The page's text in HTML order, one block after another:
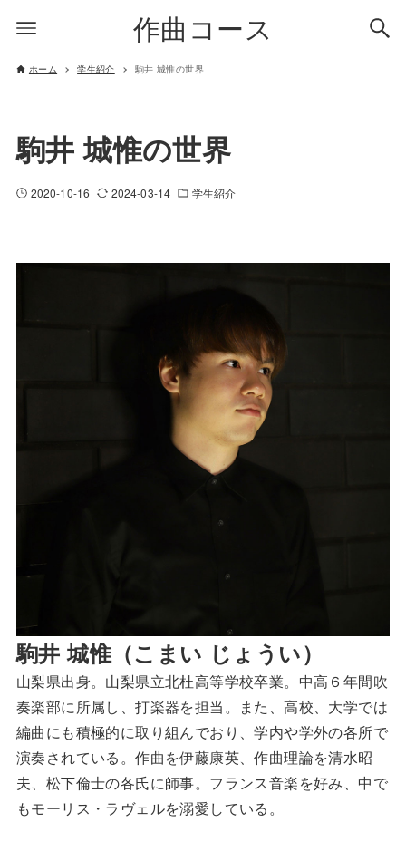
作曲コース
ホーム 学生紹介 駒井 城惟の世界
駒井 城惟の世界
2020-10-16 2024-03-14 学生紹介
駒井 城惟（こまい じょうい）
山梨県出身。山梨県立北杜高等学校卒業。中高６年間吹
奏楽部に所属し、打楽器を担当。また、高校、大学では
編曲にも積極的に取り組んでおり、学内や学外の各所で
演奏されている。作曲を伊藤康英、作曲理論を清水昭
夫、松下倫士の各氏に師事。フランス音楽を好み、中で
もモーリス・ラヴェルを溺愛している。